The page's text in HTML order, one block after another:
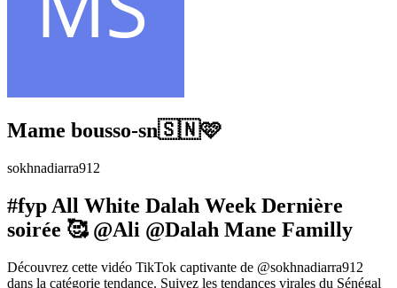
Mame bousso-sn🇸🇳🩷
sokhnadiarra912
#fyp All White Dalah Week Dernière
soirée 🥰 @Ali @Dalah Mane Familly
Découvrez cette vidéo TikTok captivante de @sokhnadiarra912
dans la catégorie tendance. Suivez les tendances virales du Sénégal